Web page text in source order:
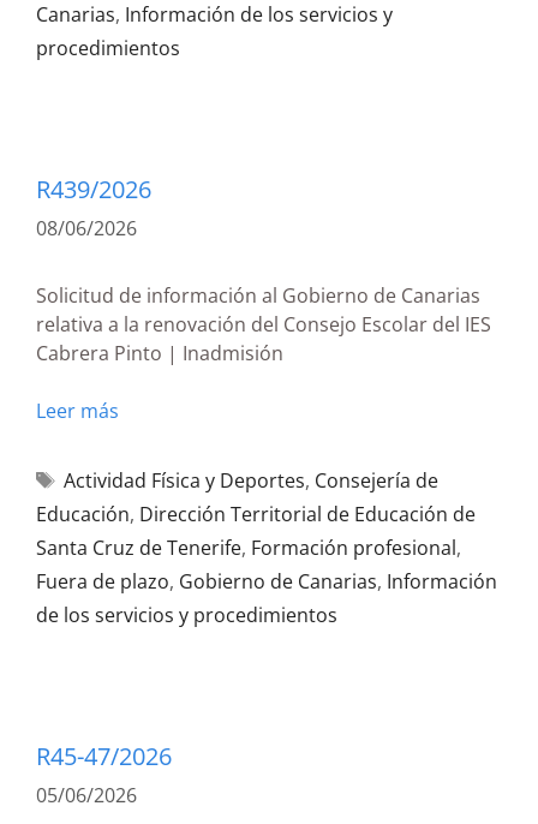
Canarias, Información de los servicios y
procedimientos
R439/2026
08/06/2026
Solicitud de información al Gobierno de Canarias
relativa a la renovación del Consejo Escolar del IES
Cabrera Pinto | Inadmisión
Leer más
Actividad Física y Deportes, Consejería de
Educación, Dirección Territorial de Educación de
Santa Cruz de Tenerife, Formación profesional,
Fuera de plazo, Gobierno de Canarias, Información
de los servicios y procedimientos
R45-47/2026
05/06/2026